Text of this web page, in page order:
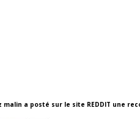
malin a posté sur le site REDDIT une